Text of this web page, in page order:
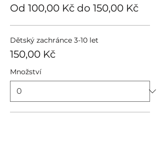
Od 100,00 Kč do 150,00 Kč
Dětský zachránce 3-10 let
150,00 Kč
Množství